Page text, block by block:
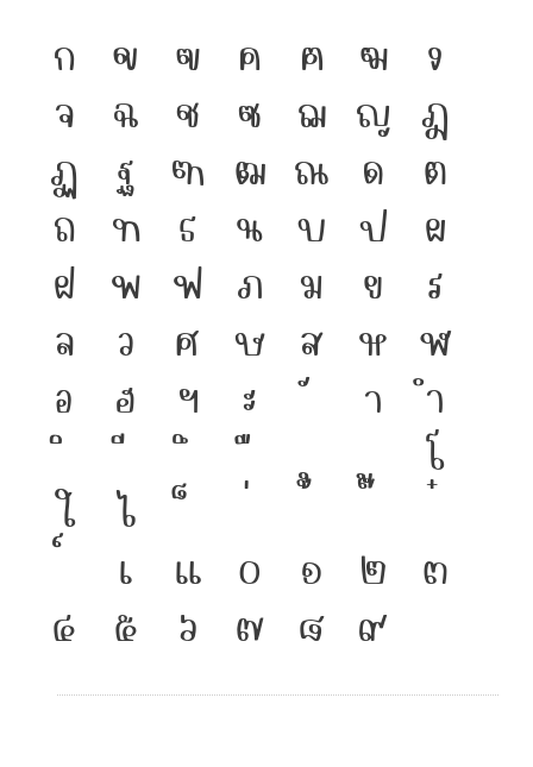
ก ข ฃ ค ฅ ฆ
ง
จ
ฉ ช ซ ฌ ญ ฎ
ฏ
ฐ ฑ ฒ ณ ด
ต
ถ
ท ธ น บ ป
ผ
ฝ
พ ฟ ภ ม ย
ร
ล
ว ศ ษ ส ห ฬ
อ
ฮ ฯ ะ า
ำ
โ
ใ
ไ
เ
แ ๐ ๑ ๒
๓
๔
๕ ๖ ๗ ๘ ๙